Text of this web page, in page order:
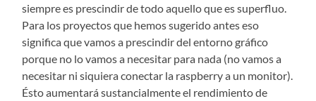
siempre es prescindir de todo aquello que es superfluo.
Para los proyectos que hemos sugerido antes eso
significa que vamos a prescindir del entorno gráfico
porque no lo vamos a necesitar para nada (no vamos a
necesitar ni siquiera conectar la raspberry a un monitor).
Ésto aumentará sustancialmente el rendimiento de